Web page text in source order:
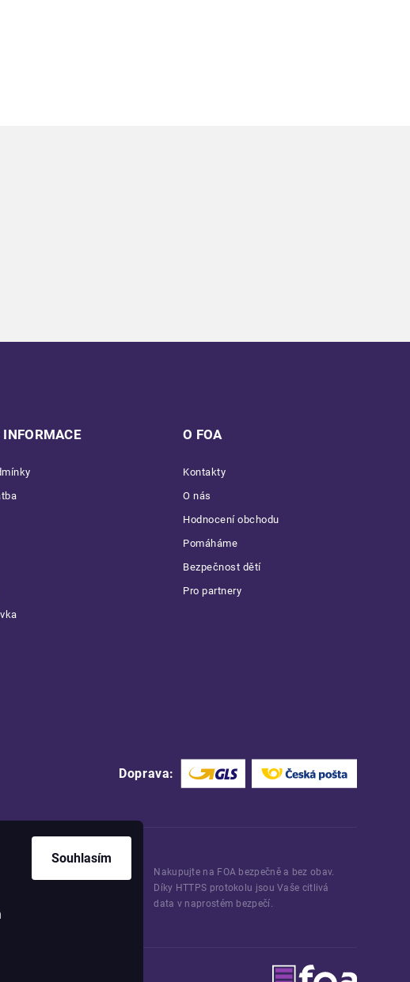
Souhlasím
O FOA
Kontakty
O nás
Hodnocení obchodu
Pomáháme
Bezpečnost dětí
Pro partnery
Doprava:
Nakupujte na FOA bezpečně a bez obav.
Díky HTTPS protokolu jsou Vaše citlivá
data v naprostém bezpečí.